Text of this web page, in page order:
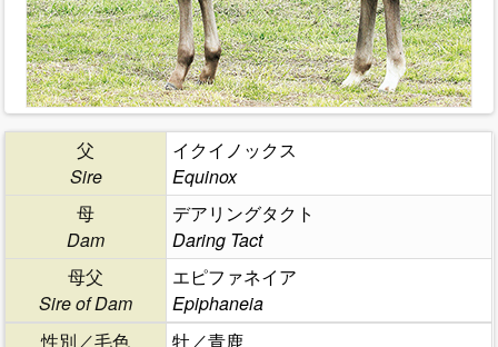
父
Sire
イクイノックス
Equinox
母
Dam
デアリングタクト
Daring Tact
母父
Sire of Dam
エピファネイア
Epiphaneia
性別／毛色
牡／青鹿